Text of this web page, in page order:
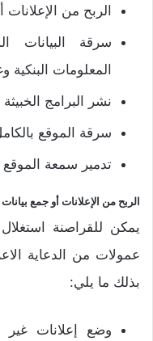
الربح من
سرقة البيانات
المعلومات البنكية
نشر البرامج
سرقة الموقع
تدمير سمعة الموقع
الربح من الإعلانات أو جمع
يمكن للقراصنة
عمولات من الدعاية
بذلك ما يلي:
وضع إعلانات